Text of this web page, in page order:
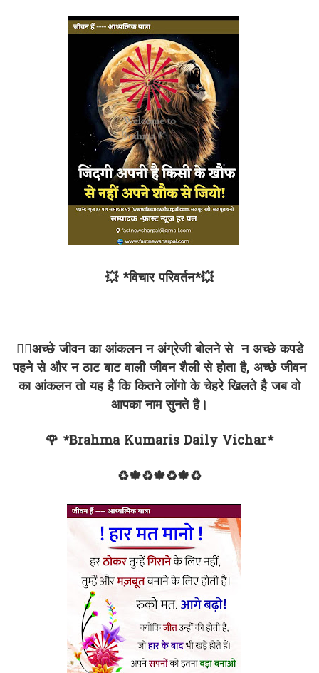
💥 *विचार परिवर्तन*💥
✍🏻अच्छे जीवन का आंकलन न अंग्रेजी बोलने से न अच्छे कपडे
पहने से और न ठाट बाट वाली जीवन शैली से होता है, अच्छे जीवन
का आंकलन तो यह है कि कितने लोंगो के चेहरे खिलते है जब वो
आपका नाम सुनते है।
🌹 *Brahma Kumaris Daily Vichar*
♻🍁♻🍁♻🍁♻